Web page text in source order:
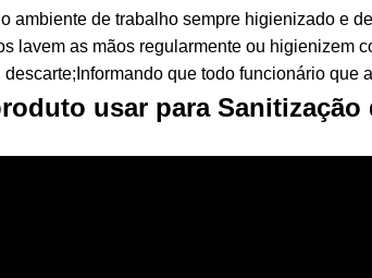
ambiente de trabalho sempre higienizado e
lavem as mãos regularmente ou higienizem
descarte;Informando que todo funcionário
usar para Sanitização